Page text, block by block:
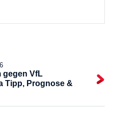
gegen VfL
Tipp, Prognose &